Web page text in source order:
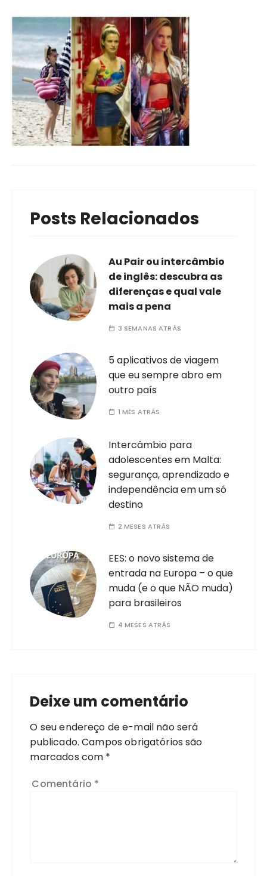
Posts Relacionados
Au Pair ou intercâmbio
de inglês: descubra as
diferenças e qual vale
mais a pena
3 SEMANAS ATRÁS
5 aplicativos de viagem
que eu sempre abro em
outro país
1 MÊS ATRÁS
Intercâmbio para
adolescentes em Malta:
segurança, aprendizado e
independência em um só
destino
2 MESES ATRÁS
EES: o novo sistema de
entrada na Europa – o que
muda (e o que NÃO muda)
para brasileiros
4 MESES ATRÁS
Deixe um comentário
O seu endereço de e-mail não será
publicado. Campos obrigatórios são
marcados com *
Comentário *